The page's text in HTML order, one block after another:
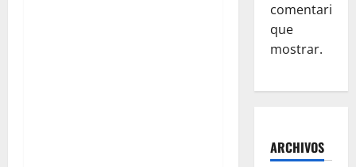
comentarios
que
mostrar.
ARCHIVOS